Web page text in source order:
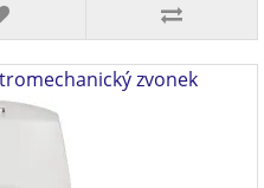
zvonek